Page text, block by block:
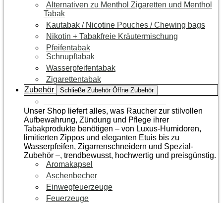
Alternativen zu Menthol Zigaretten und Menthol
Tabak
Kautabak / Nicotine Pouches / Chewing bags
Nikotin + Tabakfreie Kräutermischung
Pfeifentabak
Schnupftabak
Wasserpfeifentabak
Zigarettentabak
Zubehör
Schließe Zubehör Öffne Zubehör
Unser Shop liefert alles, was Raucher zur stilvollen
Aufbewahrung, Zündung und Pflege ihrer
Tabakprodukte benötigen – von Luxus-Humidoren,
limitierten Zippos und eleganten Etuis bis zu
Wasserpfeifen, Zigarrenschneidern und Spezial-
Zubehör –, trendbewusst, hochwertig und preisgünstig.
Aromakapsel
Aschenbecher
Einwegfeuerzeuge
Feuerzeuge